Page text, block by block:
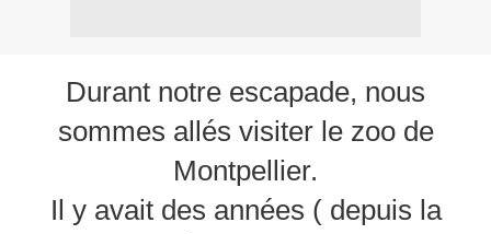
Durant notre escapade, nous
sommes allés visiter le zoo de
Montpellier.
Il y avait des années ( depuis la